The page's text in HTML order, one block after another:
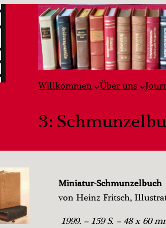
Willkommen Über uns
3:
Miniatur-Schmunzelbuch
von Heinz Fritsch,
1999. – 159 S. – 48 x 60